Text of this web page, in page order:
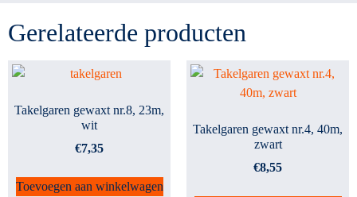
Gerelateerde producten
Takelgaren gewaxt nr.8, 23m,
wit
€7,35
Toevoegen aan winkelwagen
Takelgaren gewaxt nr.4, 40m,
zwart
€8,55